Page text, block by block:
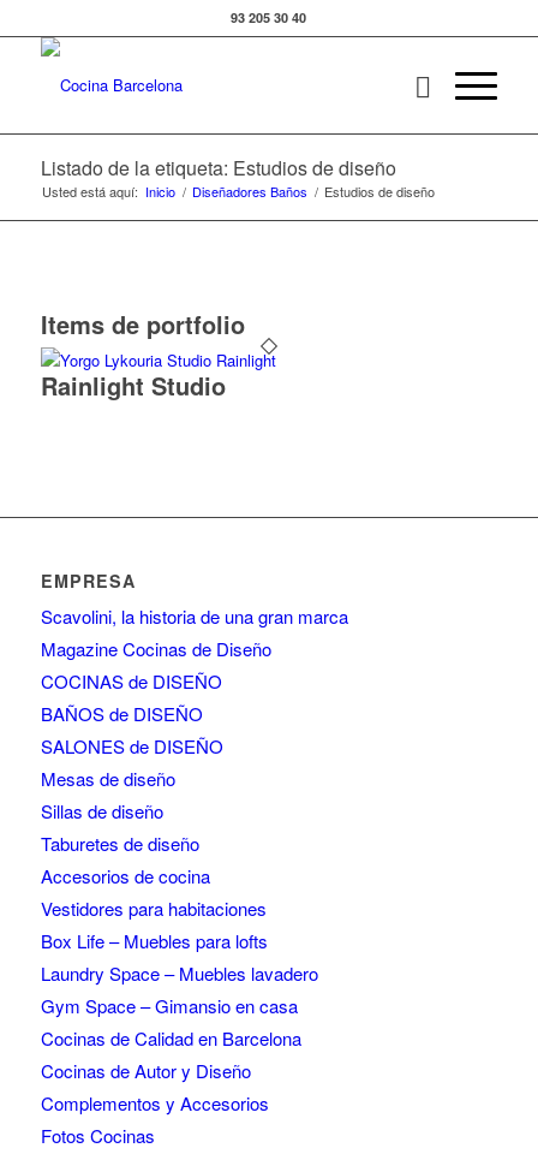
93 205 30 40
Listado de la etiqueta: Estudios de diseño
Usted está aquí: Inicio / Diseñadores Baños / Estudios de diseño
Items de portfolio
Rainlight Studio
EMPRESA
Scavolini, la historia de una gran marca
Magazine Cocinas de Diseño
COCINAS de DISEÑO
BAÑOS de DISEÑO
SALONES de DISEÑO
Mesas de diseño
Sillas de diseño
Taburetes de diseño
Accesorios de cocina
Vestidores para habitaciones
Box Life – Muebles para lofts
Laundry Space – Muebles lavadero
Gym Space – Gimansio en casa
Cocinas de Calidad en Barcelona
Cocinas de Autor y Diseño
Complementos y Accesorios
Fotos Cocinas